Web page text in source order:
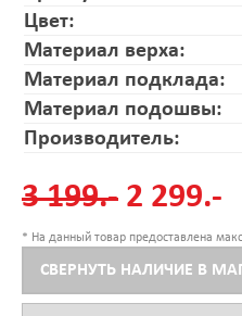
Цвет:
Материал верха:
Материал подклада:
Материал подошвы:
Производитель:
3 199.- 2 299.-
* На данный товар предоставлена
СВЕРНУТЬ НАЛИЧИЕ В